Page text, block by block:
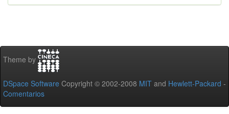
Theme by
DSpace Software Copyright © 2002-2008 MIT and Hewlett-Packard -
Comentarios